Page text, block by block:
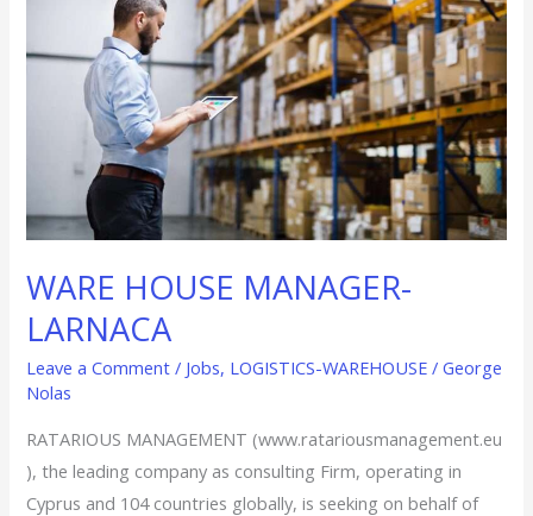
WARE HOUSE MANAGER-
LARNACA
Leave a Comment / Jobs, LOGISTICS-WAREHOUSE /George
Nolas
RATARIOUS MANAGEMENT (www.ratariousmanagement.eu
), the leading company as consulting Firm, operating in
Cyprus and 104 countries globally, is seeking on behalf of